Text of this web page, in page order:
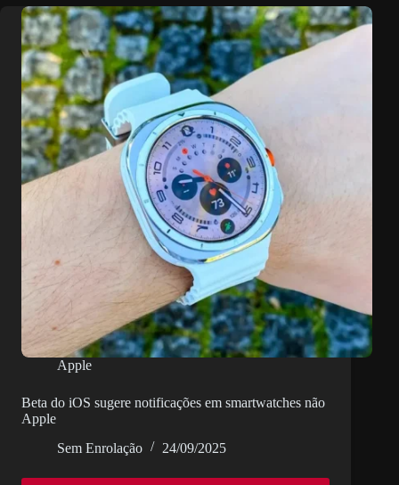
o
seu
próprio
ChatGPT,
mas
não
é
o
que
se
imagina
Apple
Beta do iOS sugere notificações em smartwatches não
Apple
Sem Enrolação
24/09/2025